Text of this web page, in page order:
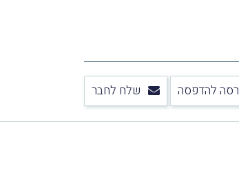
להדפסה שלח לחבר